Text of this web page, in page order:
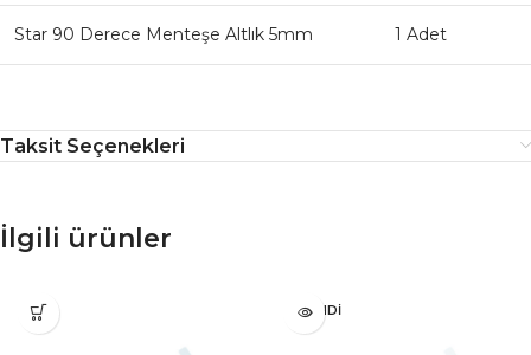
Star 90 Derece Menteşe Altlık 5mm 1 Adet
Taksit Seçenekleri
İlgili ürünler
TÜKENDI